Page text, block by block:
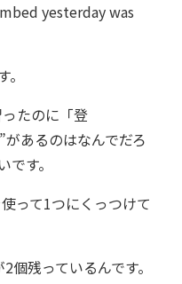
yesterday was
たのに「登
あるのはなんでだろ
す。
って1つにくっつけて
残っているんです。